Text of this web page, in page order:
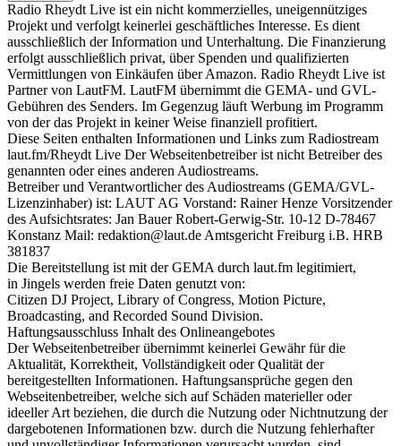
Radio Rheydt Live ist ein nicht kommerzielles, uneigennütziges
Projekt und verfolgt keinerlei geschäftliches Interesse. Es dient
ausschließlich der Information und Unterhaltung. Die Finanzierung
erfolgt ausschließlich privat, über Spenden und qualifizierten
Vermittlungen von Einkäufen über Amazon. Radio Rheydt Live ist
Partner von LautFM. LautFM übernimmt die GEMA- und GVL-
Gebühren des Senders. Im Gegenzug läuft Werbung im Programm
von der das Projekt in keiner Weise finanziell profitiert.
Diese Seiten enthalten Informationen und Links zum Radiostream
laut.fm/Rheydt Live Der Webseitenbetreiber ist nicht Betreiber des
genannten oder eines anderen Audiostreams.
Betreiber und Verantwortlicher des Audiostreams (GEMA/GVL-
Lizenzinhaber) ist: LAUT AG Vorstand: Rainer Henze Vorsitzender
des Aufsichtsrates: Jan Bauer Robert-Gerwig-Str. 10-12 D-78467
Konstanz Mail: redaktion@laut.de Amtsgericht Freiburg i.B. HRB
381837
Die Bereitstellung ist mit der GEMA durch laut.fm legitimiert,
in Jingels werden freie Daten genutzt von:
Citizen DJ Project, Library of Congress, Motion Picture,
Broadcasting, and Recorded Sound Division.
Haftungsausschluss Inhalt des Onlineangebotes
Der Webseitenbetreiber übernimmt keinerlei Gewähr für die
Aktualität, Korrektheit, Vollständigkeit oder Qualität der
bereitgestellten Informationen. Haftungsansprüche gegen den
Webseitenbetreiber, welche sich auf Schäden materieller oder
ideeller Art beziehen, die durch die Nutzung oder Nichtnutzung der
dargebotenen Informationen bzw. durch die Nutzung fehlerhafter